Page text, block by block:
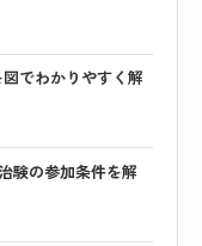
でわかりやすく解
験の参加条件を解